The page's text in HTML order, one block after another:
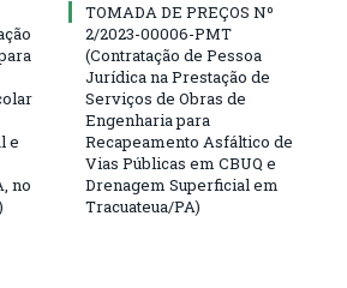
e
no
TOMADA DE PREÇOS Nº
2/2023-00006-PMT
(Contratação de Pessoa
Jurídica na Prestação de
Serviços de Obras de
Engenharia para
Recapeamento Asfáltico de
Vias Públicas em CBUQ e
Drenagem Superficial em
Tracuateua/PA)